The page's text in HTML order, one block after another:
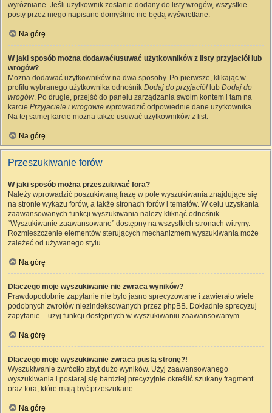
wyróżniane. Jeśli użytkownik zostanie dodany do listy wrogów, wszystkie
posty przez niego napisane domyślnie nie będą wyświetlane.
Na górę
W jaki sposób można dodawać/usuwać użytkowników z listy przyjaciół lub
wrogów?
Można dodawać użytkowników na dwa sposoby. Po pierwsze, klikając w
profilu wybranego użytkownika odnośnik Dodaj do przyjaciół lub Dodaj do
wrogów. Po drugie, przejść do panelu zarządzania swoim kontem i tam na
karcie Przyjaciele i wrogowie wprowadzić odpowiednie dane użytkownika.
Na tej samej karcie można także usuwać użytkowników z list.
Na górę
Przeszukiwanie forów
W jaki sposób można przeszukiwać fora?
Należy wprowadzić poszukiwaną frazę w pole wyszukiwania znajdujące się
na stronie wykazu forów, a także stronach forów i tematów. W celu uzyskania
zaawansowanych funkcji wyszukiwania należy kliknąć odnośnik
“Wyszukiwanie zaawansowane” dostępny na wszystkich stronach witryny.
Rozmieszczenie elementów sterujących mechanizmem wyszukiwania może
zależeć od używanego stylu.
Na górę
Dlaczego moje wyszukiwanie nie zwraca wyników?
Prawdopodobnie zapytanie nie było jasno sprecyzowane i zawierało wiele
podobnych zwrotów niezindeksowanych przez phpBB. Dokładnie sprecyzuj
zapytanie – użyj funkcji dostępnych w wyszukiwaniu zaawansowanym.
Na górę
Dlaczego moje wyszukiwanie zwraca pustą stronę?!
Wyszukiwanie zwróciło zbyt dużo wyników. Użyj zaawansowanego
wyszukiwania i postaraj się bardziej precyzyjnie określić szukany fragment
oraz fora, które mają być przeszukane.
Na górę